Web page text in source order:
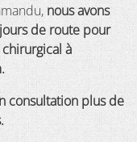
nous avons
de route pour
à
consultation plus de